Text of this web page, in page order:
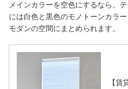
メインカラーを空色にするなら、
には白色と黒色のモノトーンカラ
モダンの空間にまとめられます。
【賃